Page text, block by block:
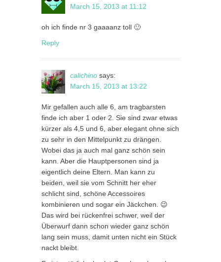
March 15, 2013 at 11:12
oh ich finde nr 3 gaaaanz toll 🙂
Reply
calichino says:
March 15, 2013 at 13:22
Mir gefallen auch alle 6, am tragbarsten
finde ich aber 1 oder 2. Sie sind zwar etwas
kürzer als 4,5 und 6, aber elegant ohne sich
zu sehr in den Mittelpunkt zu drängen.
Wobei das ja auch mal ganz schön sein
kann. Aber die Hauptpersonen sind ja
eigentlich deine Eltern. Man kann zu
beiden, weil sie vom Schnitt her eher
schlicht sind, schöne Accessoires
kombinieren und sogar ein Jäckchen. 😉
Das wird bei rückenfrei schwer, weil der
Überwurf dann schon wieder ganz schön
lang sein muss, damit unten nicht ein Stück
nackt bleibt.